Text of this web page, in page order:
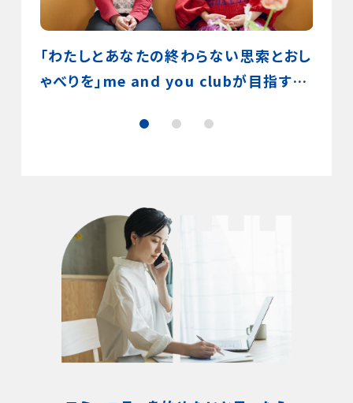
「わたしとあなたの終わらない思索とおし
ゃべりを」me and you clubが目指す、